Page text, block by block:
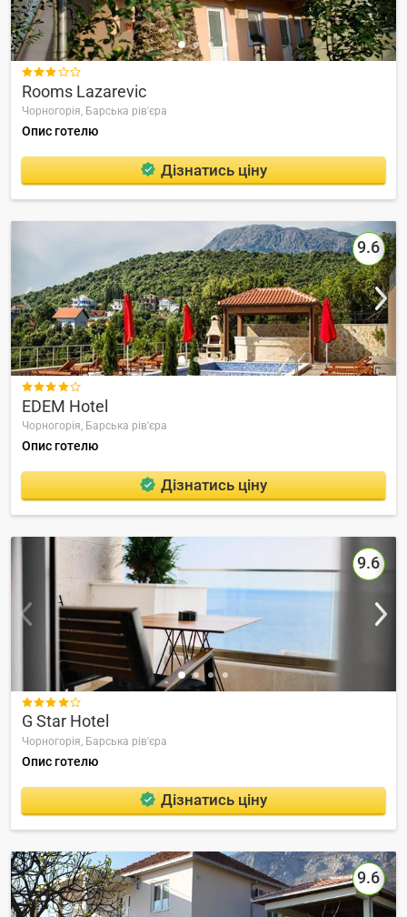

Rooms Lazarevic
Чорногорія, Барська рів'єра
Опис готелю
Дізнатись ціну
9.6

EDEM Hotel
Чорногорія, Барська рів'єра
Опис готелю
Дізнатись ціну
9.6

G Star Hotel
Чорногорія, Барська рів'єра
Опис готелю
Дізнатись ціну
9.6